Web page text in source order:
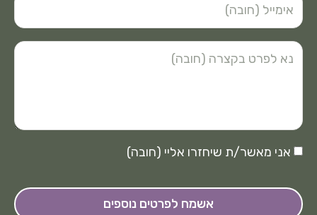
אני מאשר/ת שיחזרו אליי (חובה)
אשמח לפרטים נוספים